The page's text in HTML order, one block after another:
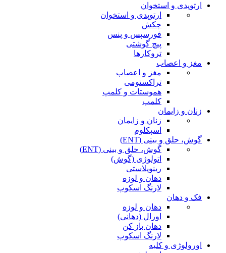
ارتوپدی و استخوان
ارتوپدی و استخوان
چکش
فورسپس و پنس
پیچ گوشتی
تروکارها
مغز و اعصاب
مغز و اعصاب
تراکستومی
هموستات و کلمپ
کلمپ
زنان و زایمان
زنان و زایمان
اسپکلوم
گوش، حلق و بینی (ENT)
گوش، حلق و بینی (ENT)
اتولوژی (گوش)
رینوپلاستی
دهان و لوزه
لارنگ اسکوپ
فک و دهان
دهان و لوزه
اورال (دهانی)
دهان باز کن
لارنگ اسکوپ
اورولوژی و کلیه